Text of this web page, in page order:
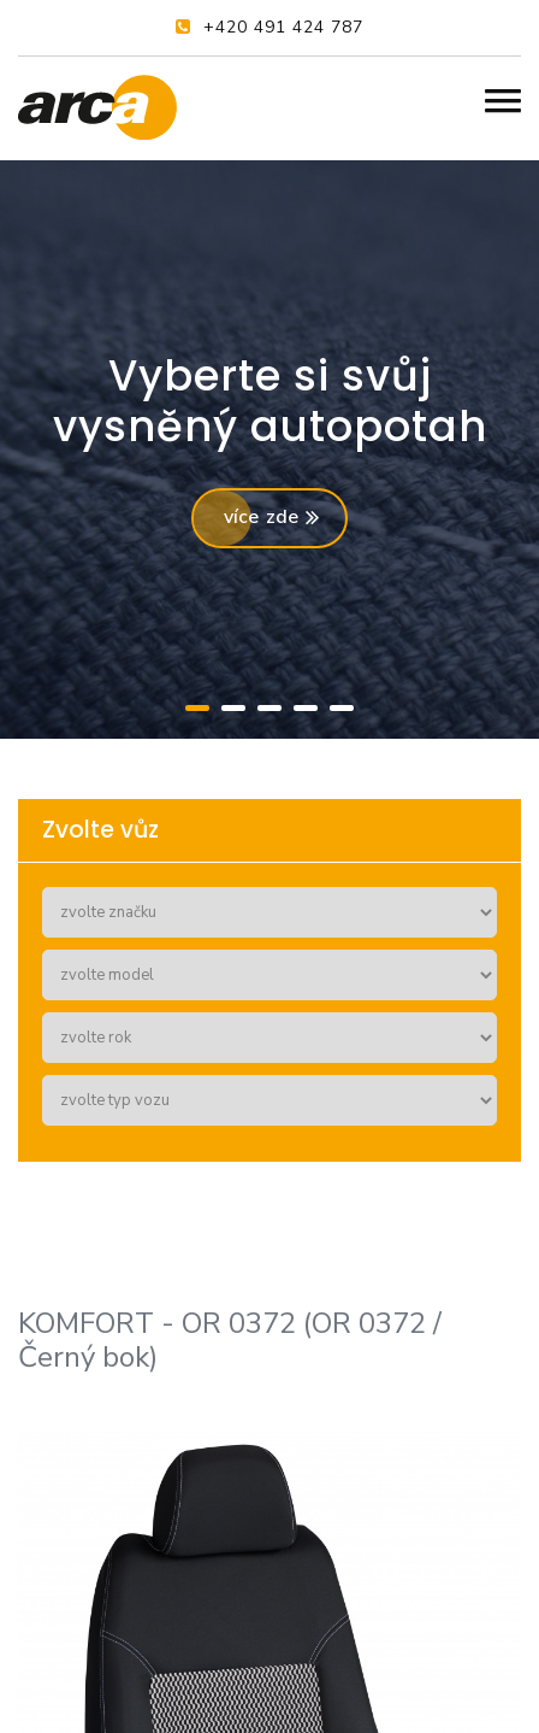
+420 491 424 787
Vyberte si svůj
vysněný autopotah
více zde
Zvolte vůz
KOMFORT - OR 0372 (OR 0372 /
Černý bok)